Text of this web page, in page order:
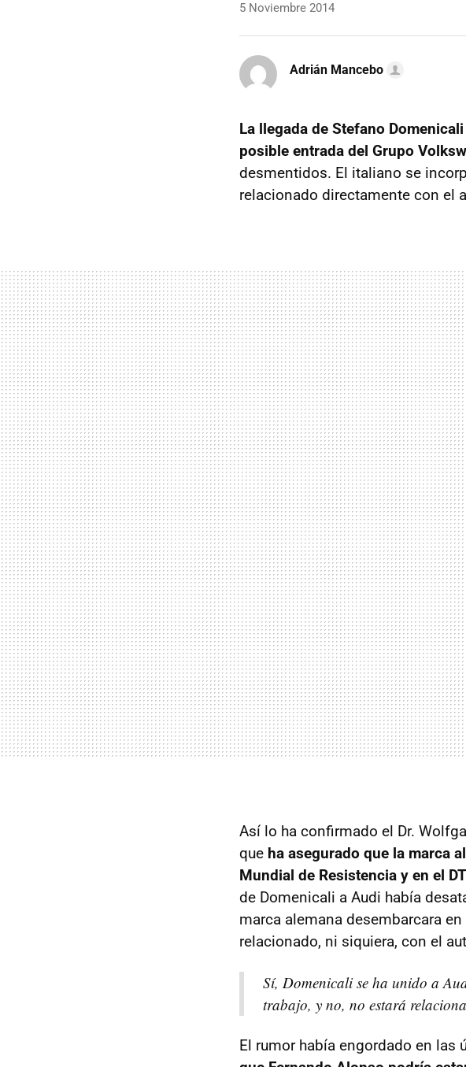
5 Noviembre 2014
Adrián Mancebo
La llegada de Stefano
posible entrada del Grupo
desmentidos. El italiano se
relacionado directamente con el
Así lo ha confirmado el Dr.
que ha asegurado que la marca
Mundial de Resistencia y en el
de Domenicali a Audi había
marca alemana desembarcara
relacionado, ni siquiera, con el
Sí, Domenicali se ha unido a
trabajo, y no, no estará
El rumor había engordado en las